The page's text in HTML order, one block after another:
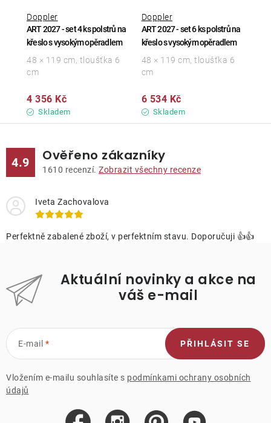
ART 2027 - set 4 ks polstrů na
křeslo s vysokým opěradlem
Doppler
Skladem
4 356 Kč
48 × 119 cm, tloušťka 6
cm
ART 2027 - set 6 ks polstrů na
křeslo s vysokým opěradlem
Doppler
Skladem
6 534 Kč
48 × 119 cm, tloušťka 6
cm
4.9 Ověřeno zákazníky
1610 recenzí. Zobrazit všechny recenze
Iveta Zachovalova
Perfektně zabalené zboží, v perfektním stavu. Doporučuji 👍👍
Aktuální novinky a akce na
váš e-mail
E-mail
Vložením e-mailu souhlasíte s podmínkami ochrany osobních
údajů
PŘIHLÁSIT SE